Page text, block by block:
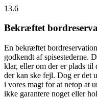
13.6
Bekræftet
En bekræftet
godkendt af spisestederne.
klar, eller om der er plads til
der kan ske fejl. Dog er det
i vores magt for at netop at
ikke garantere noget eller